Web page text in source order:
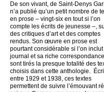
De son vivant, de Saint-Denys
n’a publié qu’un petit nombre de
en prose – vingt-six en tout si l’on
compte les écrits de jeunesse –,
des critiques d’art et des comptes
rendus. Son œuvre en prose est
pourtant considérable si l’on
journal et sa riche
sont tirés la presque totalité des
choisis dans cette anthologie.
entre 1929 et 1938, ces textes
permettent de suivre l’émouvant